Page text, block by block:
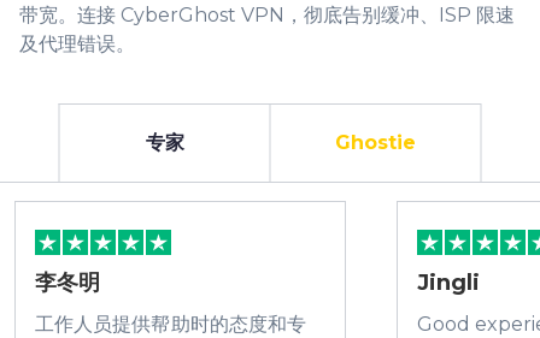
带宽。连接 CyberGhost VPN，彻底告别缓冲、ISP 限速
及代理错误。
专家 Ghostie
李冬明
工作人员提供帮助时的态度和专
Jingli
Good